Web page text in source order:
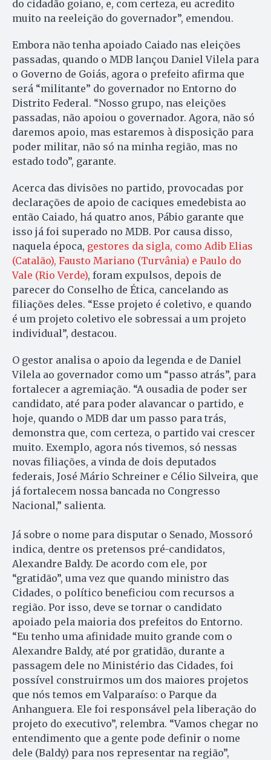
do cidadão goiano, e, com certeza, eu acredito
muito na reeleição do governador”, emendou.
Embora não tenha apoiado Caiado nas eleições
passadas, quando o MDB lançou Daniel Vilela para
o Governo de Goiás, agora o prefeito afirma que
será “militante” do governador no Entorno do
Distrito Federal. “Nosso grupo, nas eleições
passadas, não apoiou o governador. Agora, não só
daremos apoio, mas estaremos à disposição para
poder militar, não só na minha região, mas no
estado todo”, garante.
Acerca das divisões no partido, provocadas por
declarações de apoio de caciques emedebista ao
então Caiado, há quatro anos, Pábio garante que
isso já foi superado no MDB. Por causa disso,
naquela época, gestores da sigla, como Adib Elias
(Catalão), Fausto Mariano (Turvânia) e Paulo do
Vale (Rio Verde), foram expulsos, depois de
parecer do Conselho de Ética, cancelando as
filiações deles. “Esse projeto é coletivo, e quando
é um projeto coletivo ele sobressai a um projeto
individual”, destacou.
O gestor analisa o apoio da legenda e de Daniel
Vilela ao governador como um “passo atrás”, para
fortalecer a agremiação. “A ousadia de poder ser
candidato, até para poder alavancar o partido, e
hoje, quando o MDB dar um passo para trás,
demonstra que, com certeza, o partido vai crescer
muito. Exemplo, agora nós tivemos, só nessas
novas filiações, a vinda de dois deputados
federais, José Mário Schreiner e Célio Silveira, que
já fortalecem nossa bancada no Congresso
Nacional,” salienta.
Já sobre o nome para disputar o Senado, Mossoró
indica, dentre os pretensos pré-candidatos,
Alexandre Baldy. De acordo com ele, por
“gratidão”, uma vez que quando ministro das
Cidades, o político beneficiou com recursos a
região. Por isso, deve se tornar o candidato
apoiado pela maioria dos prefeitos do Entorno.
“Eu tenho uma afinidade muito grande com o
Alexandre Baldy, até por gratidão, durante a
passagem dele no Ministério das Cidades, foi
possível construirmos um dos maiores projetos
que nós temos em Valparaíso: o Parque da
Anhanguera. Ele foi responsável pela liberação do
projeto do executivo”, relembra. “Vamos chegar no
entendimento que a gente pode definir o nome
dele (Baldy) para nos representar na região”,